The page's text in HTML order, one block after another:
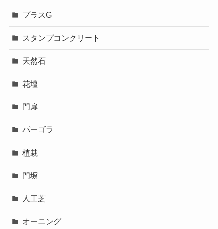
プラスG
スタンプコンクリート
天然石
花壇
門扉
パーゴラ
植栽
門塀
人工芝
オーニング